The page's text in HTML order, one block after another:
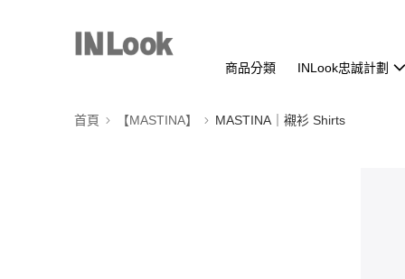
商品分類 INLook忠誠計劃
首頁 【MASTINA】 MASTINA｜襯衫 Shirts